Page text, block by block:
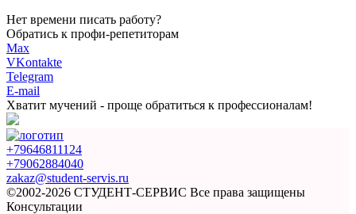
Нет времени писать работу?
Обратись к профи-репетиторам
Max
VKontakte
Telegram
E-mail
Хватит мучений - проще обратиться к профессионалам!
+79646811124
+79062884040
zakaz@student-servis.ru
©2002-2026 СТУДЕНТ-СЕРВИС Все права защищены
Консультации